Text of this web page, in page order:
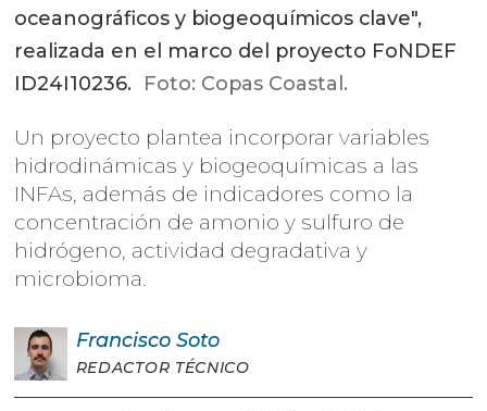
oceanográficos y biogeoquímicos clave",
realizada en el marco del proyecto FoNDEF
ID24I10236. Foto: Copas Coastal.
Un proyecto plantea incorporar variables
hidrodinámicas y biogeoquímicas a las
INFAs, además de indicadores como la
concentración de amonio y sulfuro de
hidrógeno, actividad degradativa y
microbioma.
Francisco Soto
REDACTOR TÉCNICO